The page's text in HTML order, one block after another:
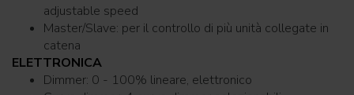
adjustable speed
Master/Slave: per il controllo di più unità collegate in
catena
ELETTRONICA
Dimmer: 0 - 100% lineare, elettronico